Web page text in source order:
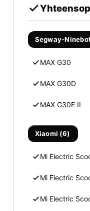
Segway-
MAX G30
MAX G30D
MAX G30E II
Xiaomi (6)
Mi Electric
Mi Electric
Mi Electric